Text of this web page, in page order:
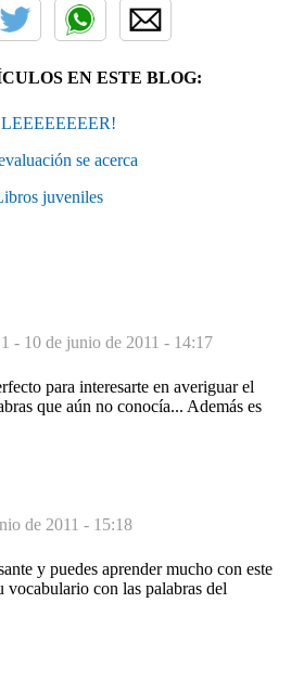
EN ESTE BLOG:
LEEEEEEEER!
se acerca
juveniles
- 10 de junio de 2011 - 14:17
para interesarte en averiguar el
que aún no conocía... Además es
de 2011 - 15:18
y puedes aprender mucho con este
vocabulario con las palabras del